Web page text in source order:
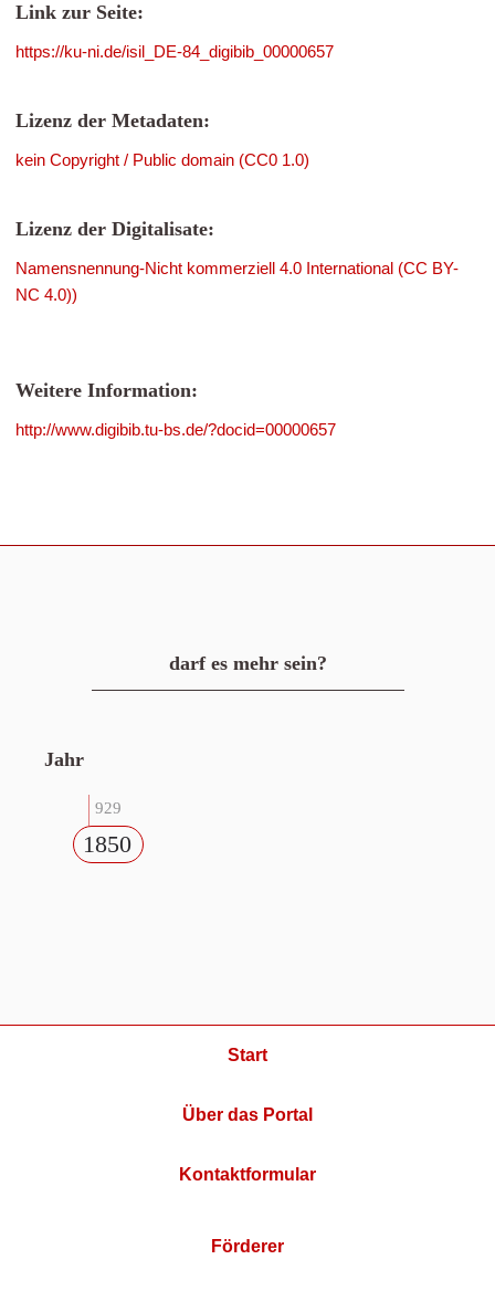
Link zur Seite:
https://ku-ni.de/isil_DE-84_digibib_00000657
Lizenz der Metadaten:
kein Copyright / Public domain (CC0 1.0)
Lizenz der Digitalisate:
Namensnennung-Nicht kommerziell 4.0 International (CC BY-
NC 4.0))
Weitere Information:
http://www.digibib.tu-bs.de/?docid=00000657
darf es mehr sein?
Jahr
929
1850
Start
Über das Portal
Kontaktformular
Förderer